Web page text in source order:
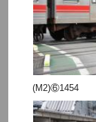
(M2)⑥1454